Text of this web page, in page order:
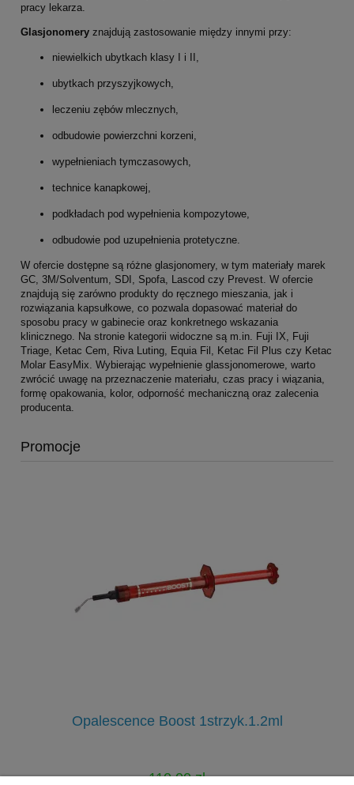
pracy lekarza.
Glasjonomery znajdują zastosowanie między innymi przy:
niewielkich ubytkach klasy I i II,
ubytkach przyszyjkowych,
leczeniu zębów mlecznych,
odbudowie powierzchni korzeni,
wypełnieniach tymczasowych,
technice kanapkowej,
podkładach pod wypełnienia kompozytowe,
odbudowie pod uzupełnienia protetyczne.
W ofercie dostępne są różne glasjonomery, w tym materiały marek
GC, 3M/Solventum, SDI, Spofa, Lascod czy Prevest. W ofercie
znajdują się zarówno produkty do ręcznego mieszania, jak i
rozwiązania kapsułkowe, co pozwala dopasować materiał do
sposobu pracy w gabinecie oraz konkretnego wskazania
klinicznego. Na stronie kategorii widoczne są m.in. Fuji IX, Fuji
Triage, Ketac Cem, Riva Luting, Equia Fil, Ketac Fil Plus czy Ketac
Molar EasyMix. Wybierając wypełnienie glassjonomerowe, warto
zwrócić uwagę na przeznaczenie materiału, czas pracy i wiązania,
formę opakowania, kolor, odporność mechaniczną oraz zalecenia
producenta.
Promocje
Opalescence Boost 1strzyk.1.2ml
110,00 zł